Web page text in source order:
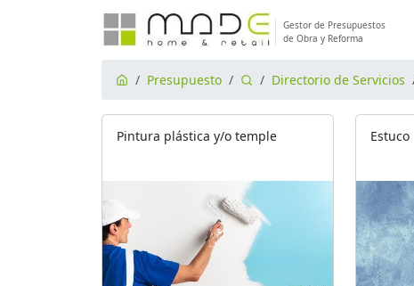
Gestor de Presupuestos
de Obra y Reforma
Presupuesto Directorio de Servicios
Pintura plástica y/o temple Estuco